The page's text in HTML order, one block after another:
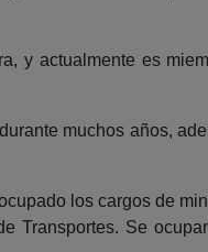
y actualmente es
muchos años,
los cargos de
Transportes. Se